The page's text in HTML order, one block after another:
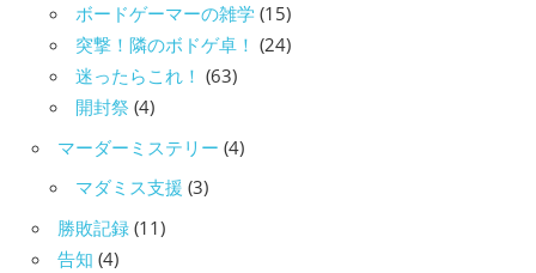
ボードゲーマーの雑学 (15)
突撃！隣のボドゲ卓！ (24)
迷ったらこれ！ (63)
開封祭 (4)
マーダーミステリー (4)
マダミス支援 (3)
勝敗記録 (11)
告知 (4)